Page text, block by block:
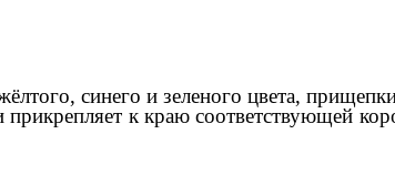
синего и зеленого цвета,
к краю соответствующей